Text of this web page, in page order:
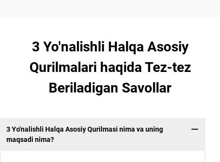
3 Yo'nalishli Halqa Asosiy
Qurilmalari haqida Tez-tez
Beriladigan Savollar
3 Yo'nalishli Halqa Asosiy Qurilmasi nima va uning
maqsadi nima?